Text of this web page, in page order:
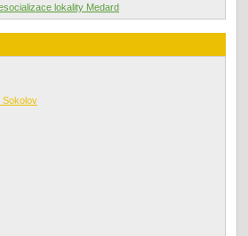
lokality Medard
Sokolov